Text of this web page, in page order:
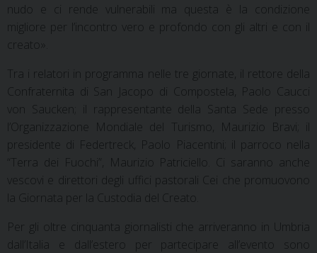
nudo e ci rende vulnerabili ma questa è la condizione
migliore per l’incontro vero e profondo con gli altri e con il
creato».
Tra i relatori in programma nelle tre giornate, il rettore della
Confraternita di San Jacopo di Compostela, Paolo Caucci
von Saucken; il rappresentante della Santa Sede presso
l’Organizzazione Mondiale del Turismo, Maurizio Bravi; il
presidente di Federtreck, Paolo Piacentini; il parroco nella
“Terra dei Fuochi”, Maurizio Patriciello. Ci saranno anche
vescovi e direttori degli uffici pastorali Cei che promuovono
la Giornata per la Custodia del Creato.
Per gli oltre cinquanta giornalisti che arriveranno in Umbria
dall’Italia e dall’estero per partecipare all’evento sono